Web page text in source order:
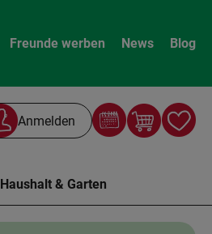
Freunde werben News Blog
Anmelden
Haushalt & Garten